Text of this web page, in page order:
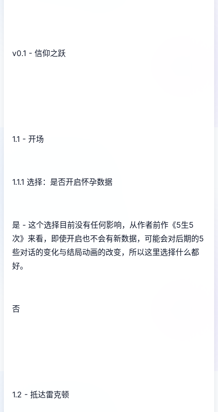
v0.1 - 信仰之跃
1.1 - 开场
1.1.1 选择：是否开启怀孕数据
是 - 这个选择目前没有任何影响，从作者前作《5生5
次》来看，即使开启也不会有新数据，可能会对后期的5
些对话的变化与结局动画的改变，所以这里选择什么都
好。
否
1.2 - 抵达雷克顿